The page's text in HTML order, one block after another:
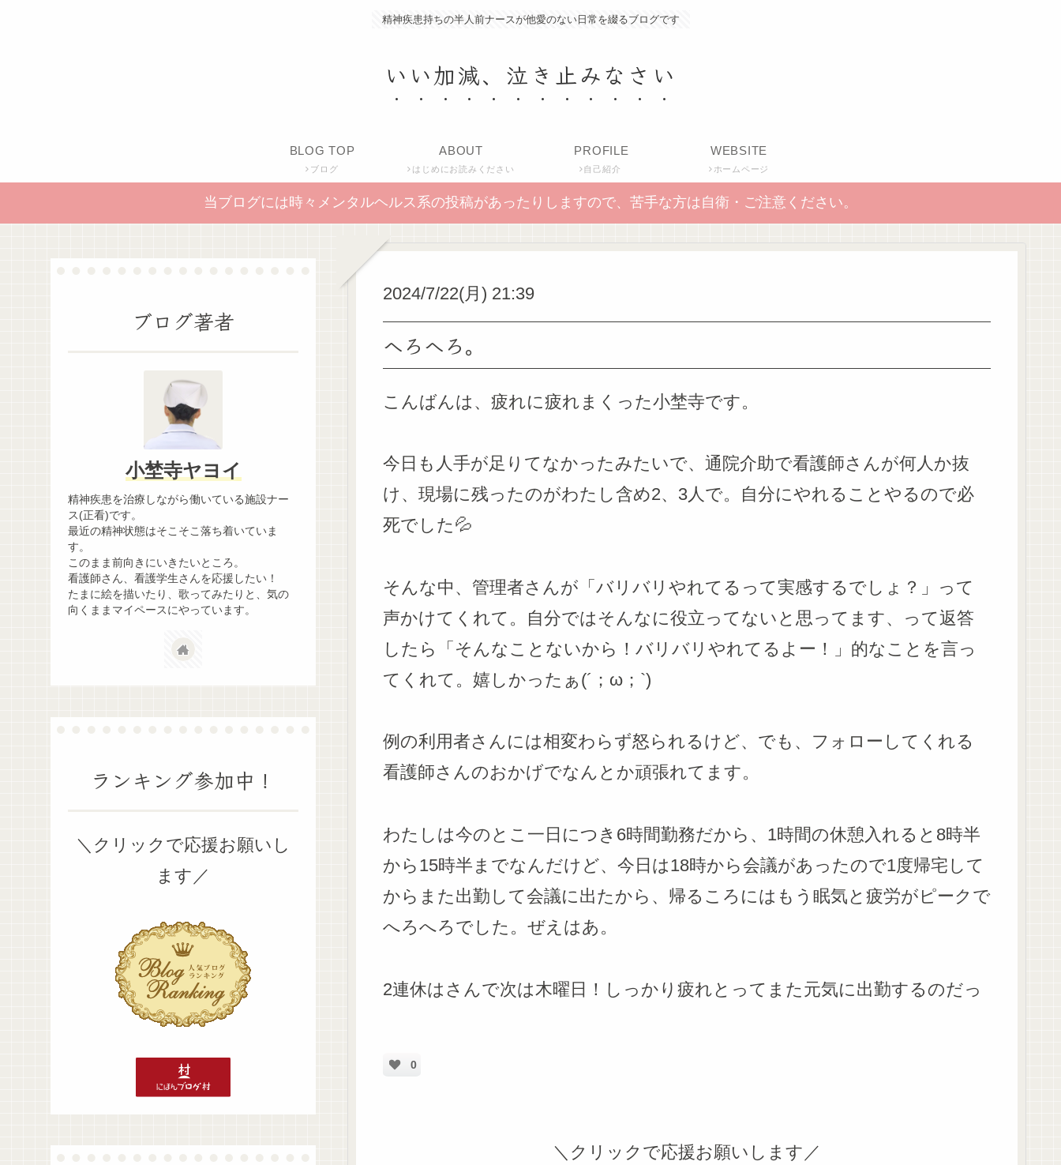
精神疾患持ちの半人前ナースが他愛のない日常を綴るブログです
いい加減、泣き止みなさい
BLOG TOP
ブログ
ABOUT
はじめにお読みください
PROFILE
自己紹介
WEBSITE
ホームページ
当ブログには時々メンタルヘルス系の投稿があったりしますので、苦手な方は自衛・ご注意ください。
2024/7/22(月) 21:39
へろへろ。
こんばんは、疲れに疲れまくった小埜寺です。
今日も人手が足りてなかったみたいで、通院介助で看護師さんが何人か抜
け、現場に残ったのがわたし含め2、3人で。自分にやれることやるので必
死でした💦
そんな中、管理者さんが「バリバリやれてるって実感するでしょ？」って
声かけてくれて。自分ではそんなに役立ってないと思ってます、って返答
したら「そんなことないから！バリバリやれてるよー！」的なことを言っ
てくれて。嬉しかったぁ(´；ω；`)
例の利用者さんには相変わらず怒られるけど、でも、フォローしてくれる
看護師さんのおかげでなんとか頑張れてます。
わたしは今のとこ一日につき6時間勤務だから、1時間の休憩入れると8時半
から15時半までなんだけど、今日は18時から会議があったので1度帰宅して
からまた出勤して会議に出たから、帰るころにはもう眠気と疲労がピークで
へろへろでした。ぜえはあ。
2連休はさんで次は木曜日！しっかり疲れとってまた元気に出勤するのだっ
0
＼クリックで応援お願いします／
ブログ著者
小埜寺ヤヨイ
精神疾患を治療しながら働いている施設ナー
ス(正看)です。
最近の精神状態はそこそこ落ち着いていま
す。
このまま前向きにいきたいところ。
看護師さん、看護学生さんを応援したい！
たまに絵を描いたり、歌ってみたりと、気の
向くままマイペースにやっています。
ランキング参加中！
＼クリックで応援お願いし
ます／